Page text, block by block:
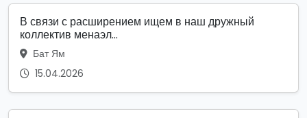
В связи с расширением ищем в наш дружный
коллектив менаэл...
Бат Ям
15.04.2026